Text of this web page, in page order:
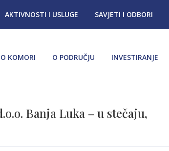
AKTIVNOSTI I USLUGE SAVJETI I ODBORI
O KOMORI O PODRUČJU INVESTIRANJE
Banja Luka – u stečaju,